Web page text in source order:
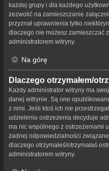
każdej grupy i dla każdego
zezwolić na zamieszczanie
przyznał uprawnienia tylko
dlaczego nie możesz zamieszczać
administratorem witryny.
Na górę
Dlaczego otrzymałem/
Każdy administrator witryny ma
danej witrynie. Są one
z nimi. Jeśli ktoś ich nie
udzieleniu ostrzeżenia decyduje
ma nic wspólnego z ostrzeżeniami
żadnej odpowiedzialności
dlaczego otrzymałeś/otrzymałaś
administratorem witryny.